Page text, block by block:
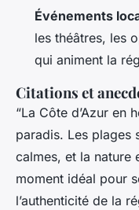
Événements
les théâtres, les
qui animent la
Citations et
“La Côte d’Azur en
paradis. Les plages
calmes, et la nature
moment idéal pour
l’authenticité de la